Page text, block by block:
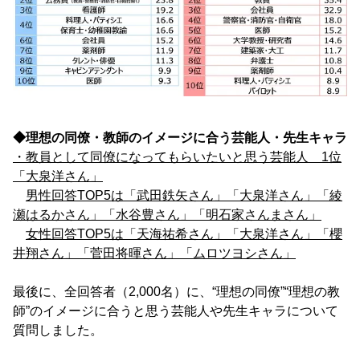
◆理想の同僚・教師のイメージに合う芸能人・先生キャラ
・教員として同僚になってもらいたいと思う芸能人 1位
「大泉洋さん」
男性回答TOP5は「武田鉄矢さん」「大泉洋さん」「綾
瀬はるかさん」「水谷豊さん」「明石家さんまさん」
女性回答TOP5は「天海祐希さん」「大泉洋さん」「櫻
井翔さん」「菅田将暉さん」「ムロツヨシさん」
最後に、全回答者（2,000名）に、“理想の同僚”“理想の教
師”のイメージに合うと思う芸能人や先生キャラについて
質問しました。